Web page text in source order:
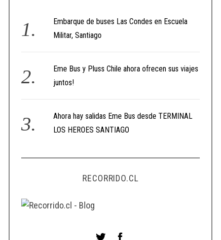
Embarque de buses Las Condes en Escuela
Militar, Santiago
Eme Bus y Pluss Chile ahora ofrecen sus viajes
juntos!
Ahora hay salidas Eme Bus desde TERMINAL
LOS HEROES SANTIAGO
RECORRIDO.CL